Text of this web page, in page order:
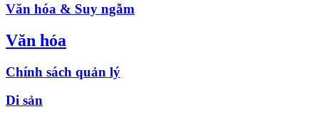
Văn hóa & Suy ngẫm
Văn hóa
Chính sách quản lý
Di sản